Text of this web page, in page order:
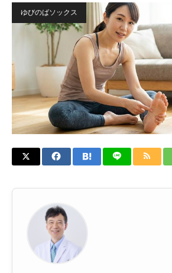
ゆびのばソックス